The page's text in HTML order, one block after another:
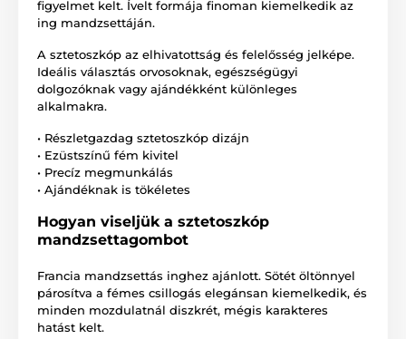
figyelmet kelt. Ívelt formája finoman kiemelkedik az
ing mandzsettáján.
A sztetoszkóp az elhivatottság és felelősség jelképe.
Ideális választás orvosoknak, egészségügyi
dolgozóknak vagy ajándékként különleges
alkalmakra.
• Részletgazdag sztetoszkóp dizájn
• Ezüstszínű fém kivitel
• Precíz megmunkálás
• Ajándéknak is tökéletes
Hogyan viseljük a sztetoszkóp
mandzsettagombot
Francia mandzsettás inghez ajánlott. Sötét öltönnyel
párosítva a fémes csillogás elegánsan kiemelkedik, és
minden mozdulatnál diszkrét, mégis karakteres
hatást kelt.